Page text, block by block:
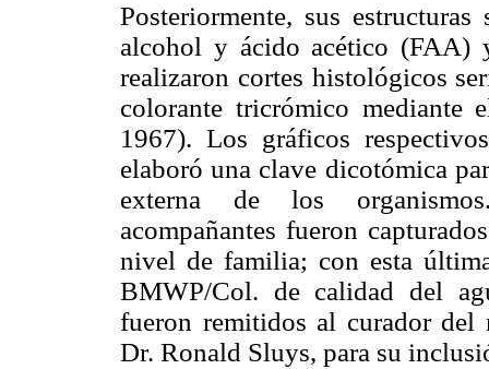
Posteriormente, sus
alcohol y ácido acético (FAA)
realizaron cortes histológicos
colorante tricrómico mediante
1967). Los gráficos
elaboró una clave dicotómica
externa de los
acompañantes fueron
nivel de familia; con esta
BMWP/Col. de calidad del
fueron remitidos al curador del
Dr. Ronald Sluys, para su